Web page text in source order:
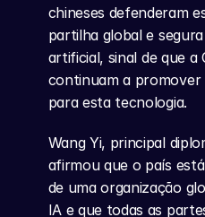
chineses defenderam
partilha global e
artificial, sinal de que a
continuam a promover
para esta tecnologia.
Wang Yi, principal
afirmou que o país
de uma organização
IA e que todas as